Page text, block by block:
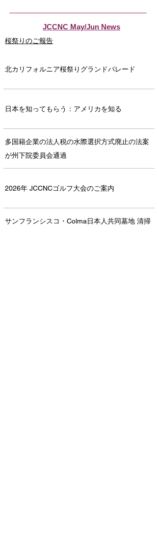
JCCNC May/Jun News
桜祭りのご報告
北カリフォルニア桜祭りグランドパレード
日本を知ってもらう：アメリカを知る
多国籍企業の法人税の水際選択方式廃止の法案
が州下院委員会通過
2026年 JCCNCゴルフ大会のご案内
サンフランシスコ・Colma日本人共同墓地 清掃